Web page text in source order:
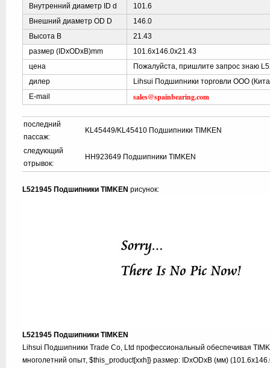
Внутренний диаметр ID d
101.6
Внешний диаметр OD D
146.0
Высота B
21.43
размер (IDxODxB)mm
101.6x146.0x21.43
цена
Пожалуйста, пришлите запрос знаю
дилер
Lihsui Подшипники торговли ООО
E-mail
sales@spainbearing.com
последний
пассаж:
KL45449/KL45410 Подшипники TIMKEN
следующий
отрывок:
HH923649 Подшипники TIMKEN
L521945 Подшипники TIMKEN рисунок:
L521945 Подшипники TIMKEN
Lihsui Подшипники Trade Co, Ltd профессиональный обеспечивая
многолетний опыт, $this_product[xxh]} размер: IDxODxB (мм)